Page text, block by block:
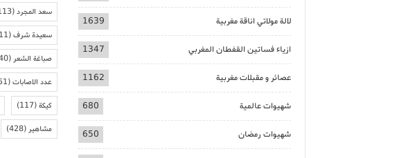
لالة مولاتي اناقة مغربية 1639
ازياء فساتين القفطان المغربي 1347
عصائر و مقبلات مغربية 1162
شهيوات عالمية 680
شهيوات رمضان 650
سعد المجرد(113)
سعيدة شرف(111)
صباغة الشعر(140)
عدد الاصابات(151)
كيكة(117)
مشاهير(428)